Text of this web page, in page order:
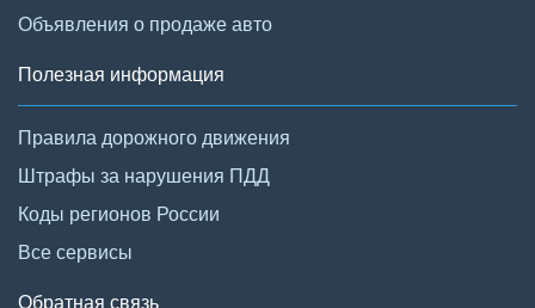
Объявления о продаже авто
Полезная информация
Правила дорожного движения
Штрафы за нарушения ПДД
Коды регионов России
Все сервисы
Обратная связь